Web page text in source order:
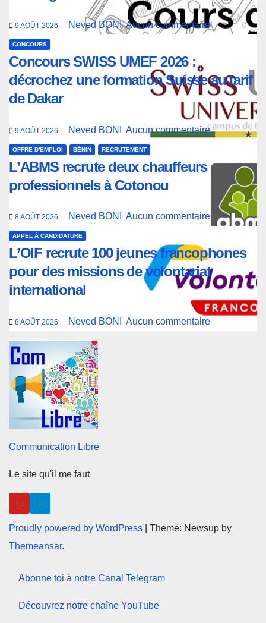
9 AOÛT 2026 Neved BONIAucun commentaire
CONCOURS
Concours SWISS UMEF 2026 :
décrochez une formation Suisse au tarif
de Dakar
9 AOÛT 2026 Neved BONI Aucun commentaire
OFFRE D'EMPLOI BÉNIN RECRUTEMENT
L’ABMS recrute deux chauffeurs
professionnels à Cotonou
8 AOÛT 2026 Neved BONI Aucun commentaire
APPEL À CANDIDATURE
L’OIF recrute 100 jeunes francophones
pour des missions de volontariat
international
8 AOÛT 2026 Neved BONI Aucun commentaire
Communication Libre
Le site qu'il me faut
Proudly powered by WordPress
Theme: Newsup by
Themeansar.
Abonne toi à notre Canal Telegram
Découvrez notre chaîne YouTube